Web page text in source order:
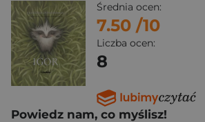
Średnia ocen:
7.50 /10
Liczba ocen:
8
Powiedz nam, co myślisz!